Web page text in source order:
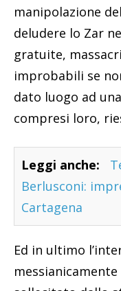
manipolazione
deludere lo Zar
gratuite,
improbabili se
dato luogo ad
compresi loro,
Leggi anche:
Berlusconi:
Cartagena
Ed in ultimo